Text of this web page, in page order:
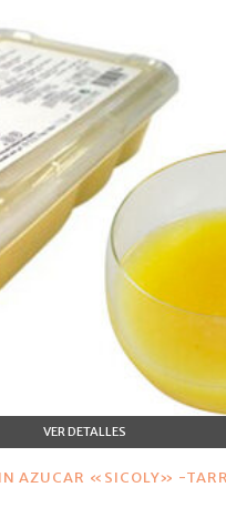
VER DETALLES
AZUCAR «SICOLY» -